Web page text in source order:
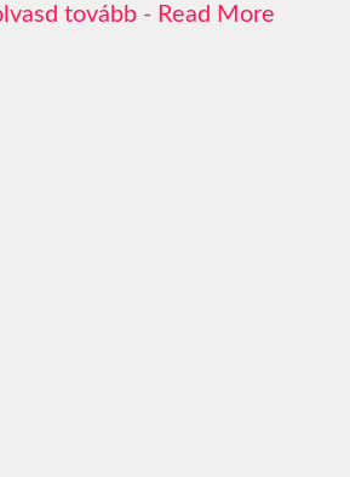
Read More